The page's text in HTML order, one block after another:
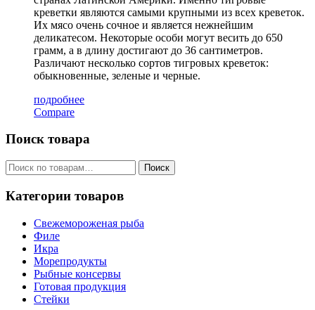
креветки являются самыми крупными из всех креветок.
Их мясо очень сочное и является нежнейшим
деликатесом. Некоторые особи могут весить до 650
грамм, а в длину достигают до 36 сантиметров.
Различают несколько сортов тигровых креветок:
обыкновенные, зеленые и черные.
подробнее
Compare
Поиск товара
Искать: Поиск
Категории товаров
Свежемороженая рыба
Филе
Икра
Морепродукты
Рыбные консервы
Готовая продукция
Стейки